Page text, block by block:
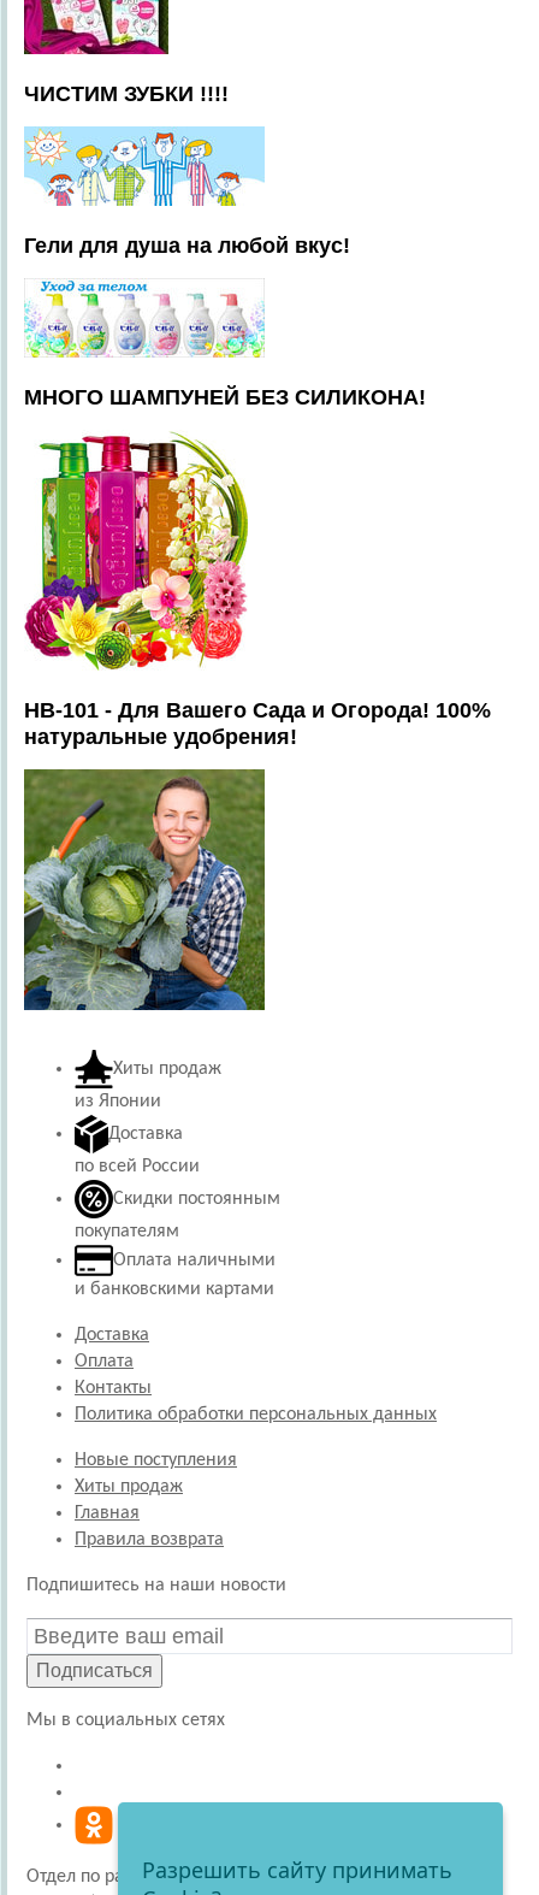
ЧИСТИМ ЗУБКИ !!!!
Гели для душа на любой вкус!
МНОГО ШАМПУНЕЙ БЕЗ СИЛИКОНА!
HB-101 - Для Вашего Сада и Огорода! 100%
натуральные удобрения!
Хиты продаж
из Японии
Доставка
по всей России
Скидки постоянным
покупателям
Оплата наличными
и банковскими картами
Доставка
Оплата
Контакты
Политика обработки персональных данных
Новые поступления
Хиты продаж
Главная
Правила возврата
Подпишитесь на наши новости
Подписаться
Мы в социальных сетях
Отдел по работе с покупателями
Разрешить сайту принимать